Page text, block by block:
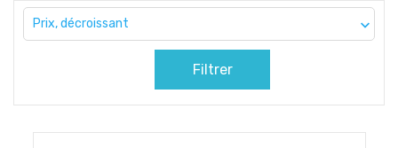
Prix, décroissant 
Filtrer